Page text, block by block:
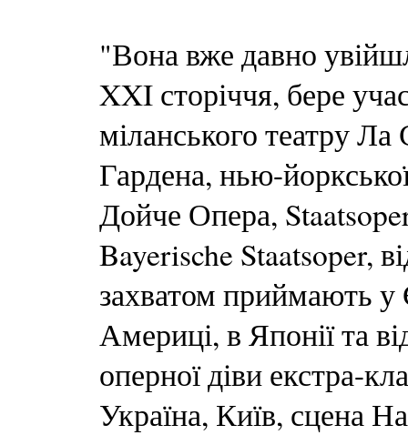
"Вона вже давно
XXI сторіччя, бере
міланського театру
Гардена, нью-
Дойче Опера,
Bayerische Staatsoper,
захватом приймають у
Америці, в Японії та
оперної діви екстра-
Україна, Київ, сцена